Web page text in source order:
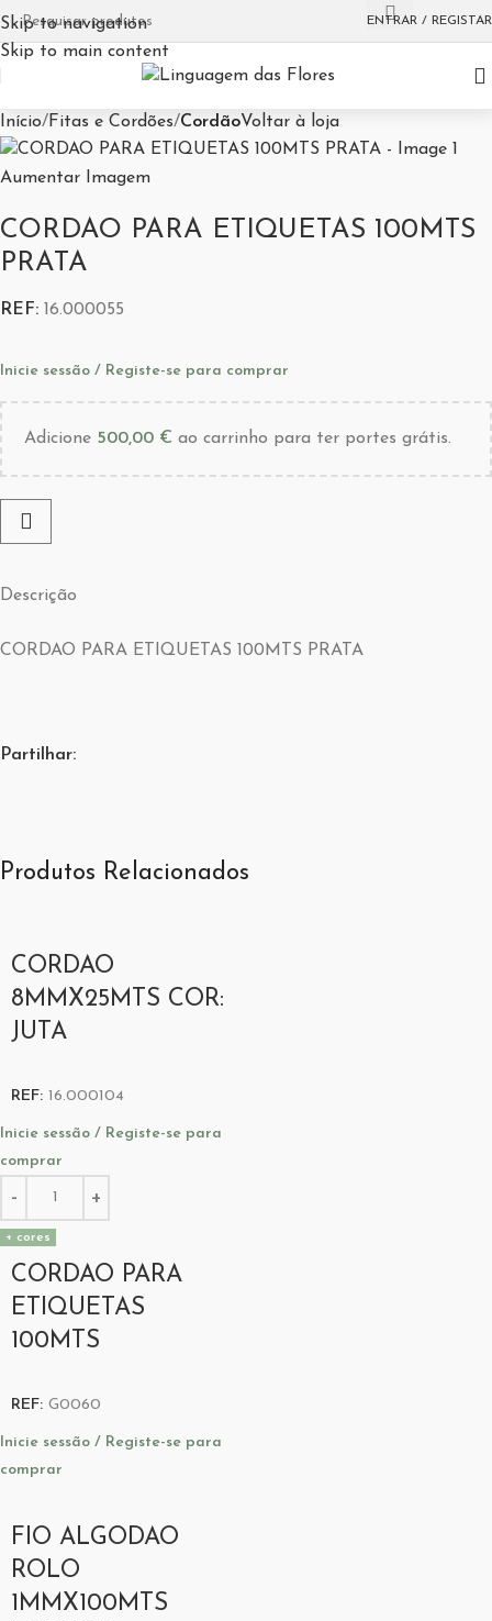
Skip to navigation
Skip to main content
ENTRAR / REGISTAR
Início Fitas e Cordões CordãoVoltar à loja
Aumentar Imagem
CORDAO PARA ETIQUETAS 100MTS
PRATA
REF: 16.000055
Inicie sessão / Registe-se para comprar
Adicione 500,00 € ao carrinho para ter portes grátis.
Descrição
CORDAO PARA ETIQUETAS 100MTS PRATA
Partilhar:
Produtos Relacionados
CORDAO
8MMX25MTS COR:
JUTA
REF: 16.000104
Inicie sessão / Registe-se para
comprar
+ cores
CORDAO PARA
ETIQUETAS
100MTS
REF: G0060
Inicie sessão / Registe-se para
comprar
FIO ALGODAO
ROLO
1MMX100MTS